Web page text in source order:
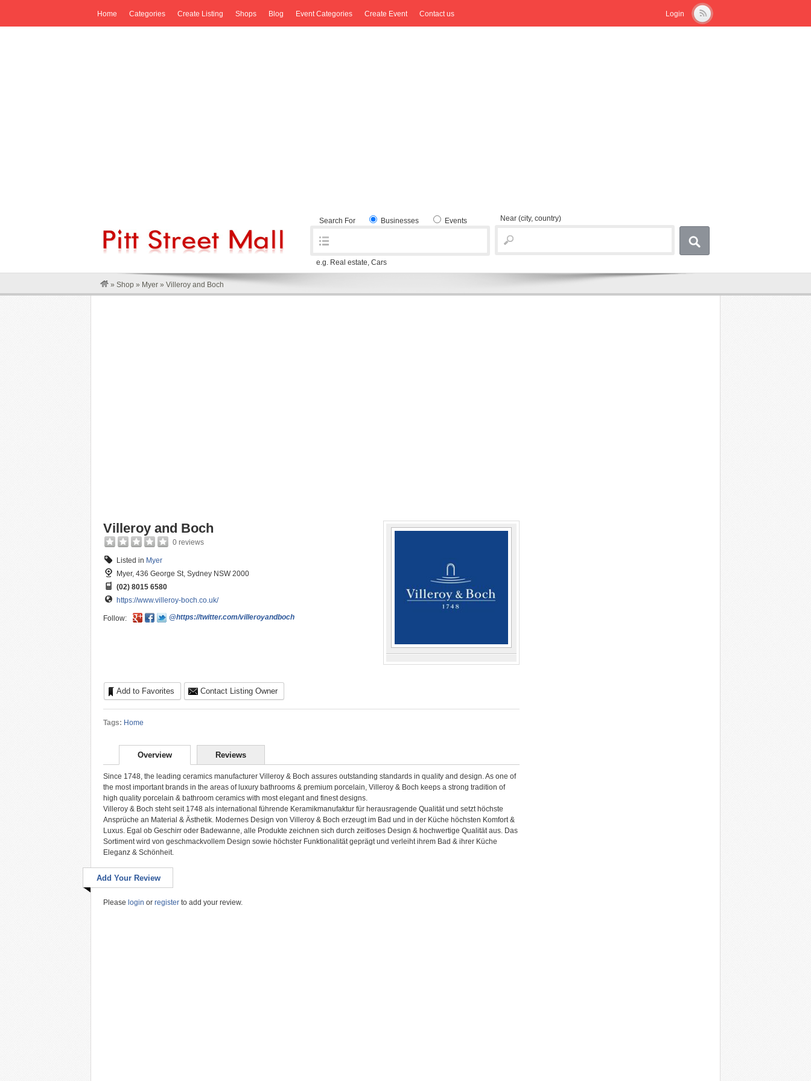
Login
Home Categories Create Listing Shops Blog Event Categories Create Event Contact us
Search For Businesses Events
e.g. Real estate, Cars
Near (city, country)
» Shop » Myer » Villeroy and Boch
Villeroy and Boch
0 reviews
Listed in Myer
Myer, 436 George St, Sydney NSW 2000
(02) 8015 6580
https://www.villeroy-boch.co.uk/
Follow: @https://twitter.com/villeroyandboch
Add to Favorites Contact Listing Owner
Tags: Home
Overview Reviews
Since 1748, the leading ceramics manufacturer Villeroy & Boch assures outstanding standards in quality and design. As one of
the most important brands in the areas of luxury bathrooms & premium porcelain, Villeroy & Boch keeps a strong tradition of
high quality porcelain & bathroom ceramics with most elegant and finest designs.
Villeroy & Boch steht seit 1748 als international führende Keramikmanufaktur für herausragende Qualität und setzt höchste
Ansprüche an Material & Ästhetik. Modernes Design von Villeroy & Boch erzeugt im Bad und in der Küche höchsten Komfort &
Luxus. Egal ob Geschirr oder Badewanne, alle Produkte zeichnen sich durch zeitloses Design & hochwertige Qualität aus. Das
Sortiment wird von geschmackvollem Design sowie höchster Funktionalität geprägt und verleiht ihrem Bad & ihrer Küche
Eleganz & Schönheit.
Add Your Review
Please login or register to add your review.